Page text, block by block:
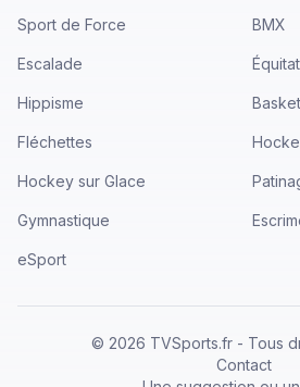
Sport de Force BMX
Escalade
Hippisme
Fléchettes
Hockey sur Glace
Gymnastique
eSport
© 2026 TVSports.fr - Tous
Contact